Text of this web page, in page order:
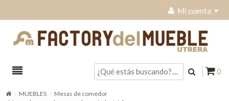
Mi cuenta
0
MUEBLES
Mesas de comedor